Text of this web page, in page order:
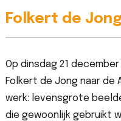
Folkert de
Op dinsdag 21
Folkert de Jong naar de
werk: levensgrote
die gewoonlijk gebruikt